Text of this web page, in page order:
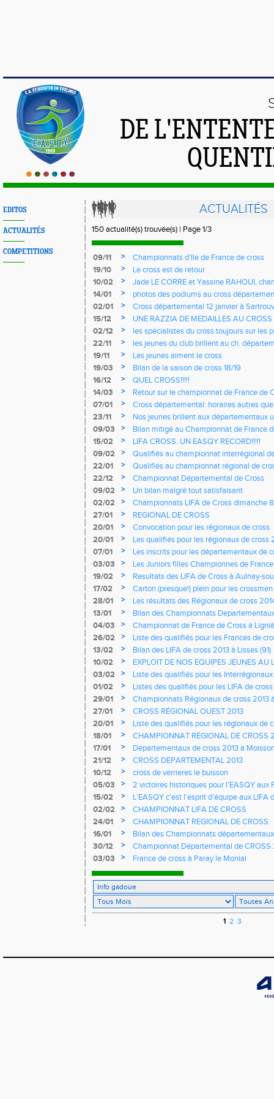
DE
EDITOS
ACTUALITÉS
COMPETITIONS
ACTUALITÉS
150 actualité(s) trouvée(s) | Page 1/3
09/11 >
Championnats d’Ile de France de cross
19/10
>
Le cross est de retour
10/02
>
Jade LE CORRE et Yassine RAHOUI,
cross
14/01 >
photos des podiums au cross
02/01
>
Cross départemental 12 janvier à
master
15/12 >
UNE RAZZIA DE MEDAILLES AU
02/12
>
les spécialistes du cross toujours sur les
22/11
>
les jeunes du club brillent au ch.
19/11
>
Les jeunes aiment le cross
19/03
>
Bilan de la saison de cross 18/19
16/12
>
QUEL CROSS!!!!!
14/03
>
Retour sur le championnat de France de
07/01
>
Cross départemental: horaires autres
23/11
>
Nos jeunes brillent aux départementaux
09/03
>
Bilan mitigé au Championnat de France
l'EASQY
15/02 >
LIFA CROSS: UN EASQY RECORD!!!!!
09/02
>
Qualifiés au championnat interrégional
22/01
>
Qualifiés au championnat régional de
22/12
>
Championnat Départemental de Cross
09/02
>
Un bilan malgré tout satisfaisant
02/02
>
Championnats LIFA de Cross dimanche
27/01
>
REGIONAL DE CROSS
20/01
>
Convocation pour les régionaux de cross
20/01
>
Les qualifiés pour les régionaux de cross
07/01
>
Les inscrits pour les départementaux de
03/03
>
Les Juniors filles Championnes de
19/02
>
Resultats des LIFA de Cross à Aulnay-
17/02
>
Carton (presque!) plein pour les
28/01
>
Les résultats des Régionaux de cross
13/01
>
Bilan des Championnats
04/03
>
Championnat de France de Cross à
26/02
>
Liste des qualifiés pour les Frances de
Berry
13/02 >
Bilan des LIFA de cross 2013 à Lisses (91)
10/02
>
EXPLOIT DE NOS EQUIPES JEUNES AU
EQUIPES JEUNES QUALIFIÉES AU
03/02 >
Liste des qualifiés pour les
01/02
>
Listes des qualifiés pour les LIFA de cross
2013
29/01 >
Championnats Régionaux de cross 2013
27/01
>
CROSS RÉGIONAL OUEST 2013
20/01
>
Liste des qualifiés pour les régionaux de
Pontois
18/01 >
CHAMPIONNAT RÉGIONAL DE CROSS
17/01
>
Départementaux de cross 2013 à
21/12
>
CROSS DEPARTEMENTAL 2013
10/12
>
cross de verrieres le buisson
05/03
>
2 victoires historiques pour l’EASQY aux
La Roche-sur-Yon
15/02 >
L’EASQY c'est l'esprit d’équipe aux LIFA
02/02
>
CHAMPIONNAT LIFA DE CROSS
24/01
>
CHAMPIONNAT REGIONAL DE CROSS
16/01
>
Bilan des Championnats
seine
30/12 >
Championnat Départemental de CROSS
03/03
> France de cross à Paray le Monial
1 2 3